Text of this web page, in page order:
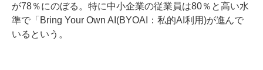
が78％にのぼる。特に中小企業の従業員は80％と高い水
準で「Bring Your Own AI(BYOAI：私的AI利用)が進んで
いるという。